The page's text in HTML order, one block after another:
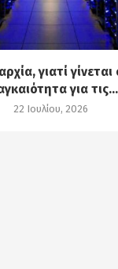
γιατί
για τις...
22 Ιουλίου, 2026